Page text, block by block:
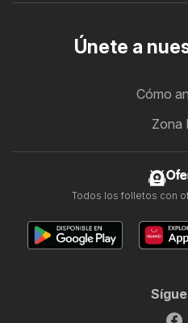
Únete a
Cómo
Zona
Todos los folletos con